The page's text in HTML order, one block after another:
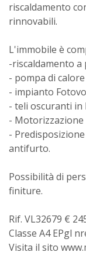
riscaldamento
rinnovabili.
L'immobile è
-riscaldamento a
- pompa di calore
- impianto
- teli oscuranti in
- Motorizzazione
-
antifurto.
Possibilità di
finiture.
Rif. VL32679 €
Classe A4 EPgl
Visita il sito